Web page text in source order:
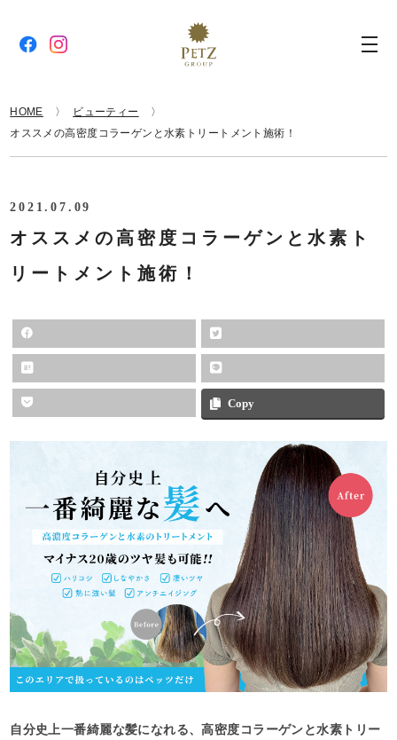
HOME
ビューティー
オススメの高密度コラーゲンと水素トリートメント施術！
2021.07.09
オススメの高密度コラーゲンと水素ト
リートメント施術！
Copy
自分史上一番綺麗な髪になれる、高密度コラーゲンと水素トリー